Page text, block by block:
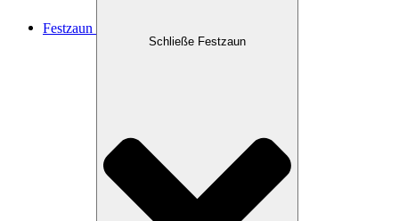
Festzaun
Schließe Festzaun